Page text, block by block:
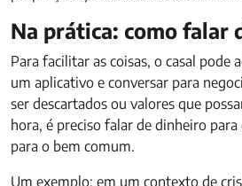
Na prática: como falar
Para facilitar as coisas, o casal pode
um aplicativo e conversar para
ser descartados ou valores que
hora, é preciso falar de dinheiro para
para o bem comum.
Um exemplo: em um contexto de